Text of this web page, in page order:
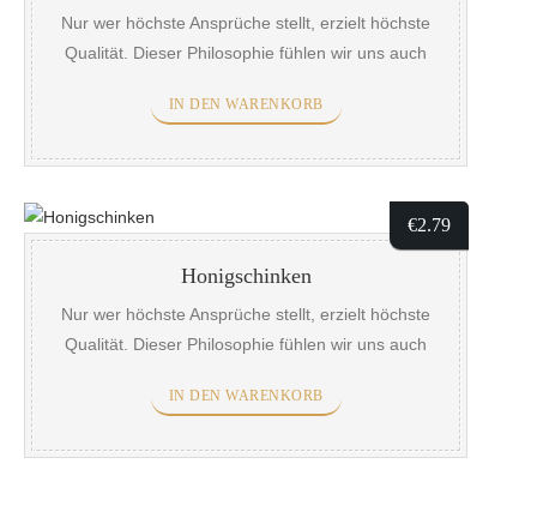
Nur wer höchste Ansprüche stellt, erzielt höchste
Qualität. Dieser Philosophie fühlen wir uns auch
der Natur und ein wertvolles Lebensmittel. Aus
Rohstoffe und deren Verarbeitung gewissenhaft
und aufmerksam mit diesem Naturprodukt um.
IN DEN WARENKORB
€2.79
Honigschinken
Nur wer höchste Ansprüche stellt, erzielt höchste
Qualität. Dieser Philosophie fühlen wir uns auch
der Natur und ein wertvolles Lebensmittel. Aus
Rohstoffe und deren Verarbeitung gewissenhaft
IN DEN WARENKORB